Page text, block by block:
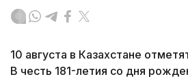
10 августа в Казахстане
В честь 181-летия со дня